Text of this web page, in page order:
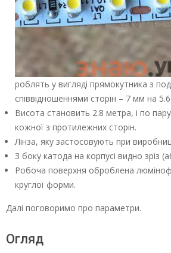
роблять у вигляді прямокутника з
співвідношеннями сторін – 7 мм на
Висота становить 2.8 метра, і по
кожної з протилежних сторін.
Лінза, яку застосовують при
З боку катода на корпусі видно зріз
Робоча поверхня оброблена
круглої форми.
Далі поговоримо про параметри.
Огляд